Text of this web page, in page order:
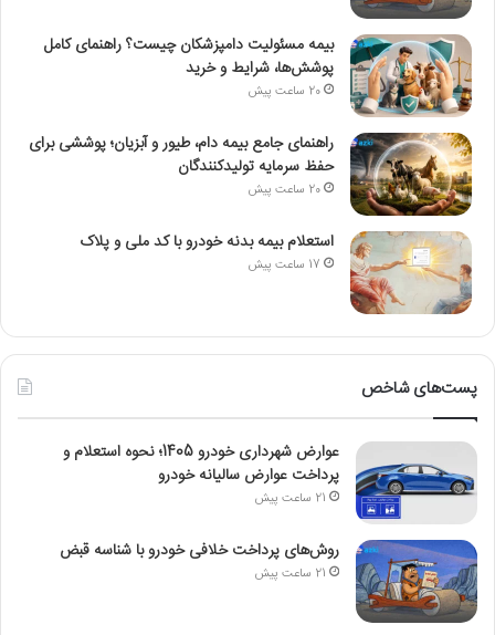
بیمه مسئولیت دامپزشکان چیست؟ راهنمای کامل
پوشش‌ها، شرایط و خرید
20 ساعت پیش
راهنمای جامع بیمه دام، طیور و آبزیان؛ پوششی برای
حفظ سرمایه تولیدکنندگان
20 ساعت پیش
استعلام بیمه بدنه خودرو با کد ملی و پلاک
17 ساعت پیش
پست‌های شاخص
عوارض شهرداری خودرو 1405؛ نحوه استعلام و
پرداخت عوارض سالیانه خودرو
21 ساعت پیش
روش‌های پرداخت خلافی خودرو با شناسه قبض
21 ساعت پیش